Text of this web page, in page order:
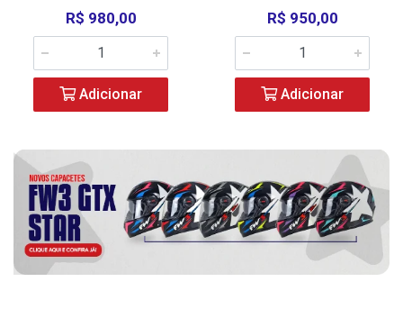
R$ 980,00
Adicionar
R$ 950,00
Adicionar